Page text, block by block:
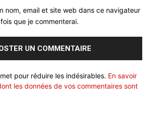
nom, email et site web dans ce navigateur
que je commenterai.
pour réduire les indésirables. En savoir
les données de vos commentaires sont